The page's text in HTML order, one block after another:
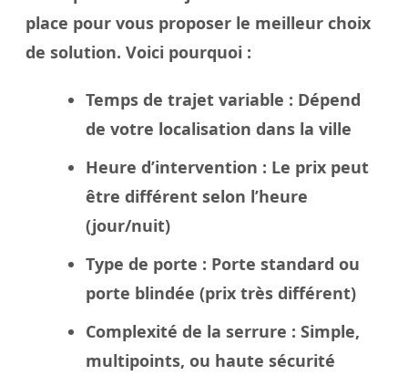
place pour vous proposer le meilleur choix
de solution. Voici pourquoi :
Temps de trajet variable : Dépend
de votre localisation dans la ville
Heure d’intervention : Le prix peut
être différent selon l’heure
(jour/nuit)
Type de porte : Porte standard ou
porte blindée (prix très différent)
Complexité de la serrure : Simple,
multipoints, ou haute sécurité